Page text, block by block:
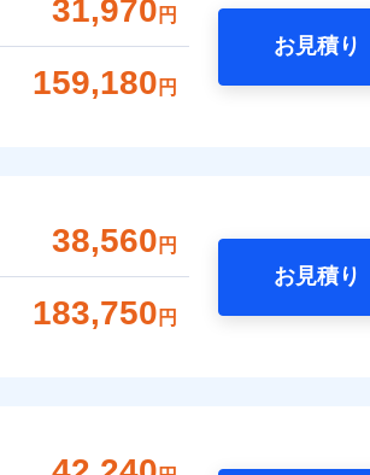
31,970 円
159,180 円
お見積り
38,560 円
183,750 円
お見積り